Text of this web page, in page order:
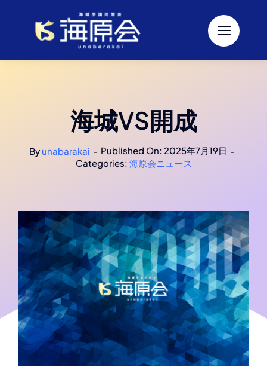
content
海城VS開成
By unabarakai - Published On: 2025年7月19日 -
Categories: 海原会ニュース